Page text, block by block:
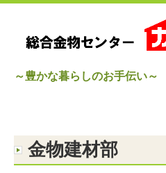
会社沿革
～豊かな暮らしのお手伝い～
金物建材部